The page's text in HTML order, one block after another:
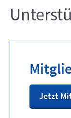
Jetzt